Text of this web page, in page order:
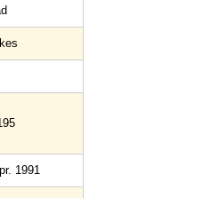
1991